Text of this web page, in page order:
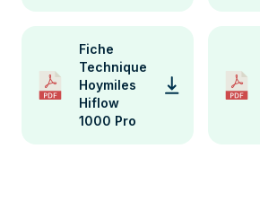
Fiche
Technique
Hoymiles
Hiflow
1000 Pro